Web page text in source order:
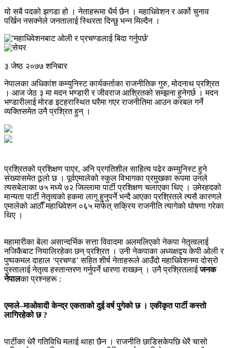
यो सबै पदको झगडा हो । नेताहरूमा धैर्य छैन । महाधिवेशन र अर्को चुनाव
पर्खिन नसक्नेले जनतालाई स्थिरता दिन्छु भन्न मिल्दैन ।
३ जेष्ठ २०७७ शनिबार
नेपालका अधिकांश कम्युनिस्ट कार्यकर्ताका राजनीतिक गुरु, मोदनाथ प्रश्रित
। आज जेठ ३ मा मदन भण्डारी र जीवराज आश्रितको सम्झना हुनेगर्छ । मदन
भण्डारीलाई मोरङ इटहरास्थित घरैमा गएर राजनीतिमा आउन करबल गर्ने
व्यक्तिसमेत उनै प्रश्रित हुन् ।
प्रश्रितको प्रशिक्षण पाएर, अनि प्रगतिशील साहित्य पढेर कम्युनिस्ट हुने
संख्यासमेत ठूलो छ । पूर्वएमालेको स्कुल विभागका प्रमुखका रूपमा उनले
त्यसबेलाका ७५ मध्ये ७२ जिल्लामा पार्टी प्रशिक्षण चलाएका थिए । उमेरहदको
मान्यता पार्टी नेतृत्वको हकमा लागु हुनुपर्ने भन्दै आएका प्रश्रितले त्यसै कारणले
एमालेको आठौँ महाधिवेशन ०६५ मार्फत् सक्रिय राजनीति त्यागेको घोषणा गरेका
थिए ।
महामारीका बेला असान्दर्भिक सत्ता विवादमा अलमलिएको नेकपा नेतृत्वलाई
नजिकैबाट नियालिरहेका छन् प्रश्रित । उनी नेकपाका अध्यक्षद्वय केपी ओली र
पुष्पकमल दाहाल ‘प्रचण्ड’ सहित शीर्ष नेताहरूले आउँदो महाधिवेशनमा दोस्रो
पुस्तालाई नेतृत्व हस्तान्तरण गर्नुपर्ने धारणा राख्छन् । उनै प्रश्रितलाईजनक
नेपालका प्रश्नहरू :
एमाले–माओवादी केन्द्र एकताको दुई वर्ष पुगेको छ । एकीकृत पार्टी कस्तो
लागिरहेको छ ?
पार्टीका धेरै गतिविधि मलाई थाहा छैन । राजनीति छाडिसकेपछि धेरै चासो